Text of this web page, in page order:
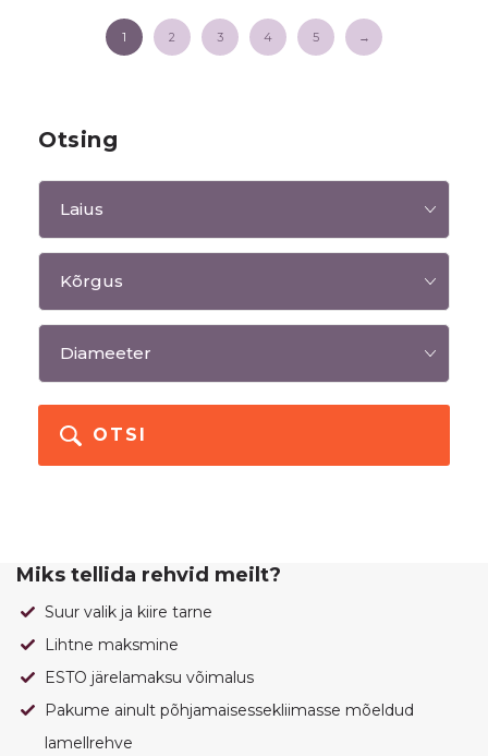
1 2 3 4 5 →
Otsing
OTSI
Miks tellida rehvid meilt?
Suur valik ja kiire tarne
Lihtne maksmine
ESTO järelamaksu võimalus
Pakume ainult põhjamaisessekliimasse mõeldud
lamellrehve